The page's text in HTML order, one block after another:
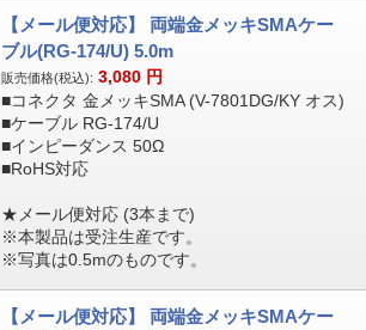
【メール便対応】 両端金メッキSMAケー
ブル(RG-174/U) 5.0m
販売価格(税込): 3,080 円
■コネクタ 金メッキSMA (V-7801DG/KY オス)
■ケーブル RG-174/U
■インピーダンス 50Ω
■RoHS対応
★メール便対応 (3本まで)
※本製品は受注生産です。
※写真は0.5mのものです。
【メール便対応】 両端金メッキSMAケー